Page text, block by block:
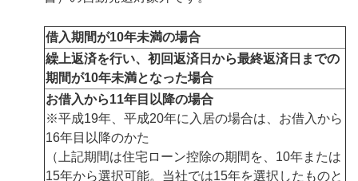
借入期間が10年未満の場合
繰上返済を行い、初回返済日から最終返済日までの
期間が10年未満となった場合
お借入から11年目以降の場合
※平成19年、平成20年に入居の場合は、お借入から
16年目以降のかた
（上記期間は住宅ローン控除の期間を、10年または
15年から選択可能。当社では15年を選択したものと